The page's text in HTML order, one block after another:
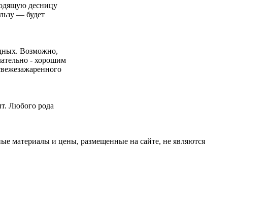
десницу
— будет
Возможно,
- хорошим
Любого рода
материалы и цены, размещенные на сайте, не являются